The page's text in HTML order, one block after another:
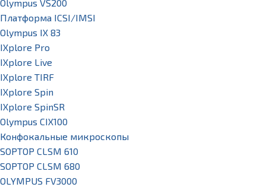
Olympus VS200
Платформа ICSI/IMSI
Olympus IX 83
IXplore Pro
IXplore Live
IXplore TIRF
IXplore Spin
IXplore SpinSR
Olympus CIX100
Конфокальные микроскопы
SOPTOP CLSM 610
SOPTOP CLSM 680
OLYMPUS FV3000